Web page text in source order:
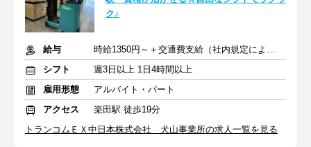
ク♪
給与
時給1350円～＋交通費支給（社内規定による）
シフト
週3日以上 1日4時間以上
雇用形態
アルバイト・パート
アクセス
楽田駅 徒歩19分
トランコムＥＸ中日本株式会社 犬山事業所の求人一覧を見る